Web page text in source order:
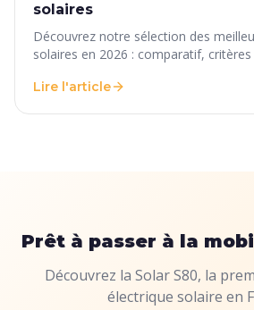
solaires
Découvrez notre sélection des
solaires en 2026 : comparatif,
Lire l'article
Prêt à passer à la
Découvrez la Solar S80, la
électrique solaire en